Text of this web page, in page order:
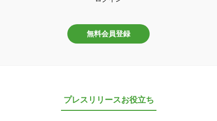
無料会員登録
プレスリリースお役立ち